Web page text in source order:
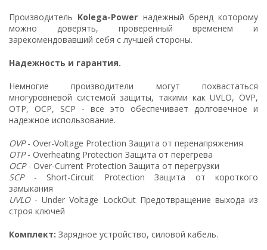
Производитель Kolega-Power надежный бренд которому
можно доверять, проверенный временем и
зарекомендовавший себя с лучшей стороны.
Надежность и гарантия.
Немногие производители могут похвастаться
многуровневой системой защиты, такими как UVLO, OVP,
OTP, OCP, SCP - все это обеспечивает долговечное и
надежное использование.
OVP- Over-Voltage Protection Защита от перенапряжения
OTP- Overheating Protection Защита от перегрева
OCP- Over-Current Protection Защита от перегрузки
SCP- Short-Circuit Protection Защита от короткого
замыкания
UVLO- Under Voltage LockOut Предотвращение выхода из
строя ключей
Комплект: Зарядное устройство, силовой кабель.